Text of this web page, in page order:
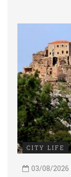
CITY LIFE
03/08/2026